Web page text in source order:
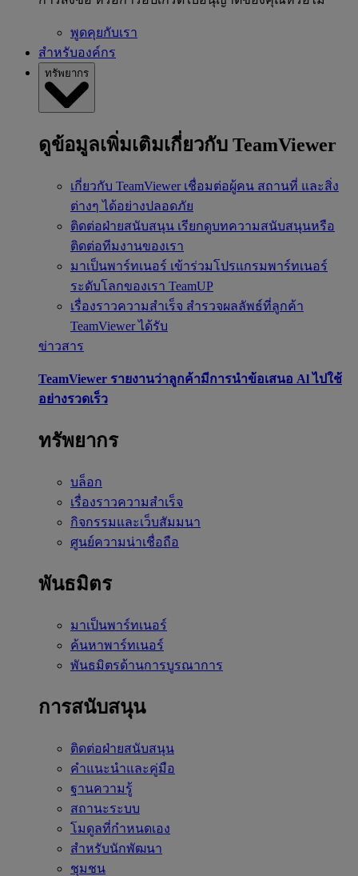
พูดคุยกับเรา
สำหรับองค์กร
ทรัพยากร
ดูข้อมูลเพิ่มเติมเกี่ยวกับ TeamViewer
เกี่ยวกับ TeamViewer เชื่อมต่อผู้คน สถานที่ และสิ่ง
ต่างๆ ได้อย่างปลอดภัย
ติดต่อฝ่ายสนับสนุน เรียกดูบทความสนับสนุนหรือ
ติดต่อทีมงานของเรา
มาเป็นพาร์ทเนอร์ เข้าร่วมโปรแกรมพาร์ทเนอร์
ระดับโลกของเรา TeamUP
เรื่องราวความสำเร็จ สำรวจผลลัพธ์ที่ลูกค้า
TeamViewer ได้รับ
ข่าวสาร
TeamViewer รายงานว่าลูกค้ามีการนำข้อเสนอ Al ไปใช้
อย่างรวดเร็ว
ทรัพยากร
บล็อก
เรื่องราวความสำเร็จ
กิจกรรมและเว็บสัมมนา
ศูนย์ความน่าเชื่อถือ
พันธมิตร
มาเป็นพาร์ทเนอร์
ค้นหาพาร์ทเนอร์
พันธมิตรด้านการบูรณาการ
การสนับสนุน
ติดต่อฝ่ายสนับสนุน
คำแนะนำและคู่มือ
ฐานความรู้
สถานะระบบ
โมดูลที่กำหนดเอง
สำหรับนักพัฒนา
ชุมชน